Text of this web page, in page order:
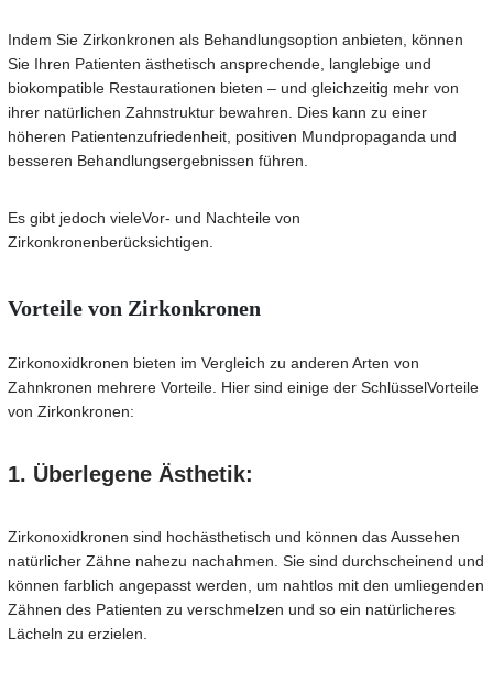
Indem Sie Zirkonkronen als Behandlungsoption anbieten, können
Sie Ihren Patienten ästhetisch ansprechende, langlebige und
biokompatible Restaurationen bieten – und gleichzeitig mehr von
ihrer natürlichen Zahnstruktur bewahren. Dies kann zu einer
höheren Patientenzufriedenheit, positiven Mundpropaganda und
besseren Behandlungsergebnissen führen.
Es gibt jedoch vieleVor- und Nachteile von
Zirkonkronenberücksichtigen.
Vorteile von Zirkonkronen
Zirkonoxidkronen bieten im Vergleich zu anderen Arten von
Zahnkronen mehrere Vorteile. Hier sind einige der SchlüsselVorteile
von Zirkonkronen:
1. Überlegene Ästhetik:
Zirkonoxidkronen sind hochästhetisch und können das Aussehen
natürlicher Zähne nahezu nachahmen. Sie sind durchscheinend und
können farblich angepasst werden, um nahtlos mit den umliegenden
Zähnen des Patienten zu verschmelzen und so ein natürlicheres
Lächeln zu erzielen.